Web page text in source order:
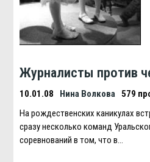
Журналисты против
10.01.08 Нина Волкова 579
На рождественских каникулах
сразу несколько команд
соревнований в том, что в…